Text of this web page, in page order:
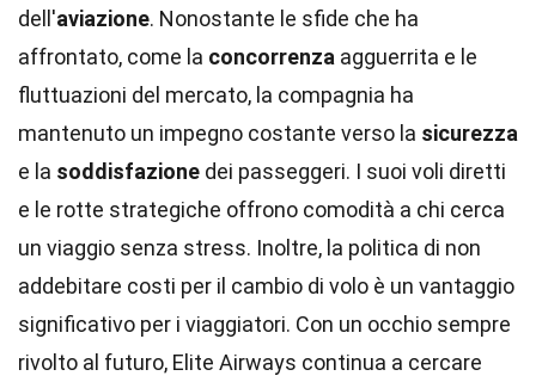
dell'aviazione. Nonostante le sfide che ha
affrontato, come la concorrenza agguerrita e le
fluttuazioni del mercato, la compagnia ha
mantenuto un impegno costante verso la sicurezza
e la soddisfazione dei passeggeri. I suoi voli diretti
e le rotte strategiche offrono comodità a chi cerca
un viaggio senza stress. Inoltre, la politica di non
addebitare costi per il cambio di volo è un vantaggio
significativo per i viaggiatori. Con un occhio sempre
rivolto al futuro, Elite Airways continua a cercare